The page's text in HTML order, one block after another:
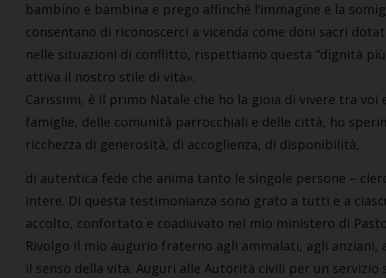
bambino e bambina e prego affinché l’immagine e la
consentano di riconoscerci a vicenda come doni sacri
nelle situazioni di conflitto, rispettiamo questa “dignità
attiva il nostro stile di vita».
Carissimi, è il primo Natale che ho la gioia di vivere tra voi
famiglie, delle comunità parrocchiali e delle città, ho
ricchezza di generosità, di accoglienza, di disponibilità,
di autentica fede che anima tanto le singole persone –
intere. Di questa testimonianza sono grato a tutti e a
accolto, confortato e coadiuvato nel mio ministero di
Rivolgo il mio augurio fraterno agli ammalati, agli
il senso della vita. Auguri alle Autorità civili per un